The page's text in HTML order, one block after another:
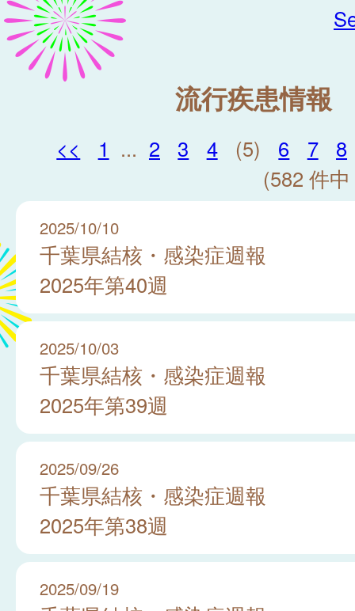
流行疾患情報
<< 1 ... 2 3 4 (5) 6 7
8
(582 件
2025/10/10
千葉県結核・感染症週報
2025年第40週
2025/10/03
千葉県結核・感染症週報
2025年第39週
2025/09/26
千葉県結核・感染症週報
2025年第38週
2025/09/19